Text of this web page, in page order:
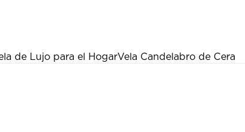
de Lujo para el HogarVela Candelabro de Cera